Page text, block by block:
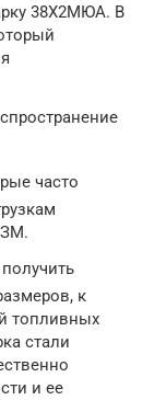
38Х2МЮА. В
часто
к
топливных
стали
и ее